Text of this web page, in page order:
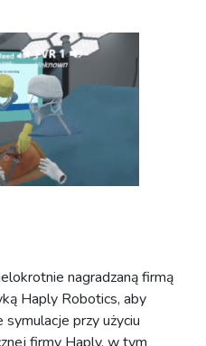
nagradzaną firmą
Haply Robotics, aby
przy użyciu